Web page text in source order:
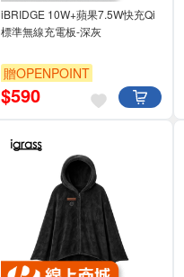
iBRIDGE 10W+蘋果7.5W快充Qi
標準無線充電板-深灰
贈OPENPOINT
$590